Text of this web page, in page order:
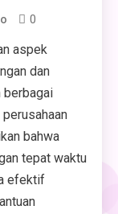
0
aspek
dan
berbagai
bahwa
tepat waktu
efektif